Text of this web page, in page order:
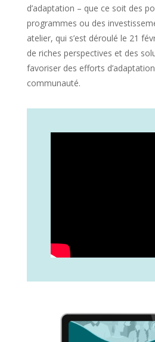
d’adaptation – que ce soit des
programmes ou des
atelier, qui s’est déroulé le 21
de riches perspectives et des
favoriser des efforts
communauté.